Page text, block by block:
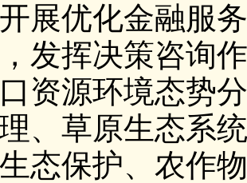
展优化金融服
发挥决策咨询
资源环境态势
、草原生态系
态保护、农作